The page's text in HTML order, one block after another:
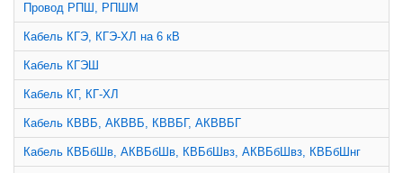
Провод РПШ, РПШМ
Кабель КГЭ, КГЭ-ХЛ на 6 кВ
Кабель КГЭШ
Кабель КГ, КГ-ХЛ
Кабель КВВБ, АКВВБ, КВВБГ, АКВВБГ
Кабель КВБбШв, АКВБбШв, КВБбШвз, АКВБбШвз, КВБбШнг